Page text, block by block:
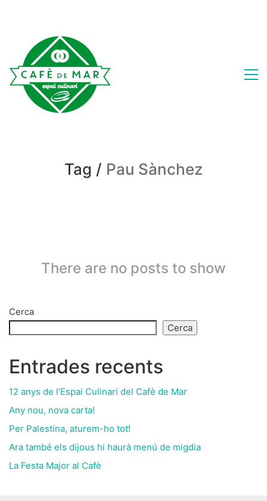
Tag / Pau Sànchez
There are no posts to show
Cerca
Cerca
Entrades recents
12 anys de l’Espai Culinari del Cafè de Mar
Any nou, nova carta!
Per Palestina, aturem-ho tot!
Ara també els dijous hi haurà menú de migdia
La Festa Major al Cafè